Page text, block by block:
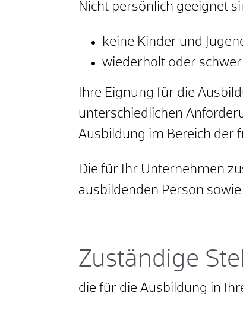
Nicht persönlich geeignet
keine Kinder und
wiederholt oder
Ihre Eignung für die
unterschiedlichen
Ausbildung im Bereich der
Die für Ihr Unternehmen
ausbildenden Person
Zuständige
die für die Ausbildung in